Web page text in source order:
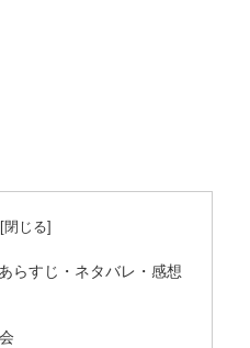
らすじ・ネタバレ・感想